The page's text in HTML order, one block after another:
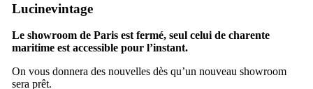
Lucinevintage
Le showroom de Paris est fermé, seul celui de charente
maritime est accessible pour l’instant.
On vous donnera des nouvelles dès qu’un nouveau showroom
sera prêt.